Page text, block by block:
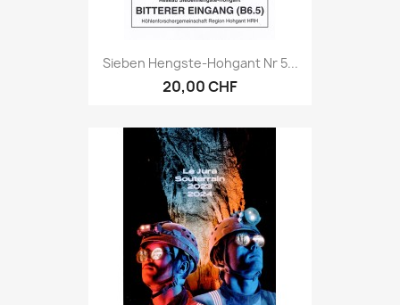
Sieben Hengste-Hohgant Nr 5...
20,00 CHF